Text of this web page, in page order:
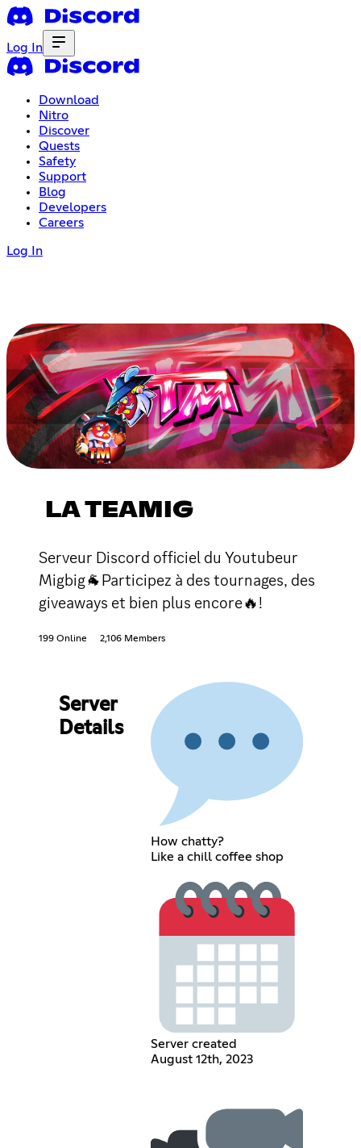
Log In
Download
Nitro
Discover
Quests
Safety
Support
Blog
Developers
Careers
Log In
LA TEAMIG
Serveur Discord officiel du Youtubeur
Migbig🐐Participez à des tournages, des
giveaways et bien plus encore🔥!
199 Online 2,106 Members
Server
Details
How chatty?
Like a chill coffee shop
Server created
August 12th, 2023